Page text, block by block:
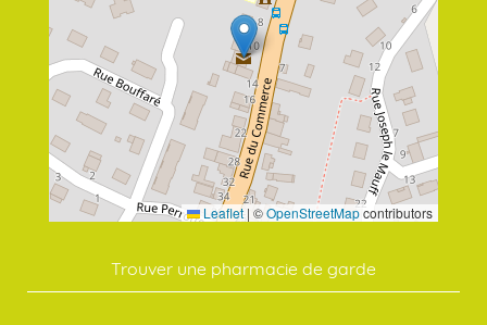
Leaflet | ©OpenStreetMapcontributors
Trouver une pharmacie de garde